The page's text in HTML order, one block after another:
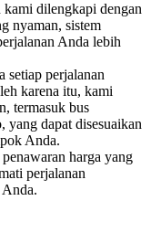
kami dilengkapi dengan
nyaman, sistem
Anda lebih
setiap perjalanan
karena itu, kami
termasuk bus
yang dapat disesuaikan
Anda.
harga yang
perjalanan
Anda.